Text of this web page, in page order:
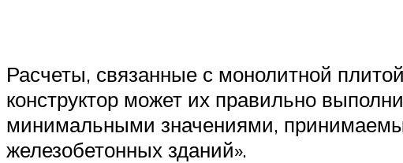
Расчеты, связанные с монолитной
конструктор может их правильно
минимальными значениями,
железобетонных зданий».